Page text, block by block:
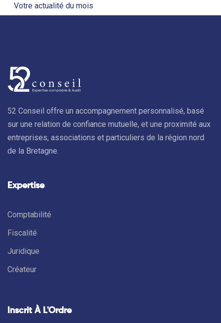
Votre actualité du mois
52 Conseil offre un accompagnement personnalisé, basé
sur une relation de confiance mutuelle, et une proximité aux
entreprises, associations et particuliers de la région nord
de la Bretagne.
Expertise
Comptabilité
Fiscalité
Juridique
Créateur
Inscrit À L'Ordre